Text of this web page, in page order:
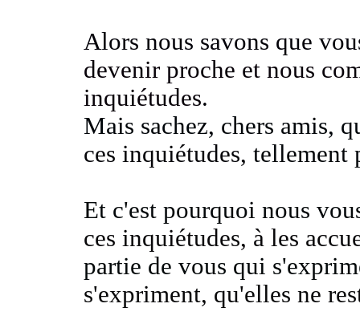
Alors nous savons que
devenir proche et nous
inquiétudes.
Mais sachez, chers amis,
ces inquiétudes, tellement
Et c'est pourquoi nous
ces inquiétudes, à les
partie de vous qui
s'expriment, qu'elles ne